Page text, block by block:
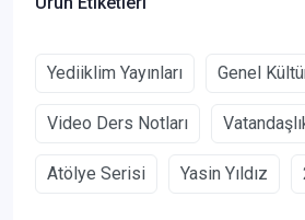
Yediiklim Yayınları Genel
Video Ders Notları
Atölye Serisi Yasin Yıldız